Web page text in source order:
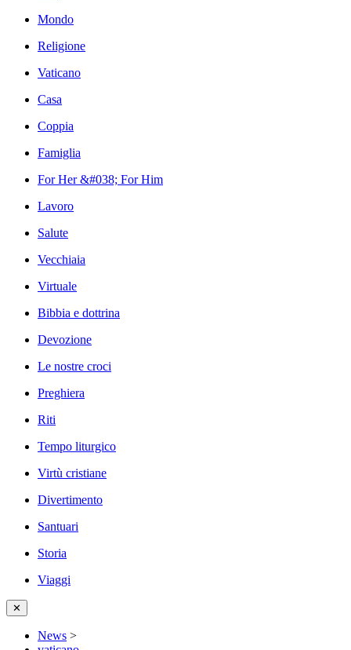
Mondo
Religione
Vaticano
Casa
Coppia
Famiglia
For Her &#038; For Him
Lavoro
Salute
Vecchiaia
Virtuale
Bibbia e dottrina
Devozione
Le nostre croci
Preghiera
Riti
Tempo liturgico
Virtù cristiane
Divertimento
Santuari
Storia
Viaggi
✕
News >